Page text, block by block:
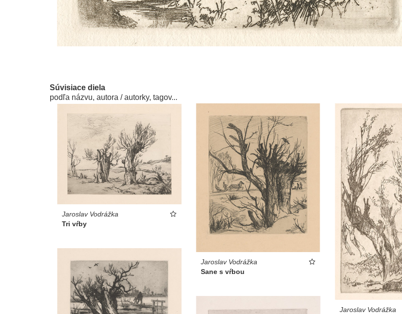
Súvisiace diela
podľa názvu, autora / autorky, tagov...
Jaroslav Vodrážka
Tri vŕby
Jaroslav Vodrážka
Sane s vŕbou
Jaroslav Vodrážka